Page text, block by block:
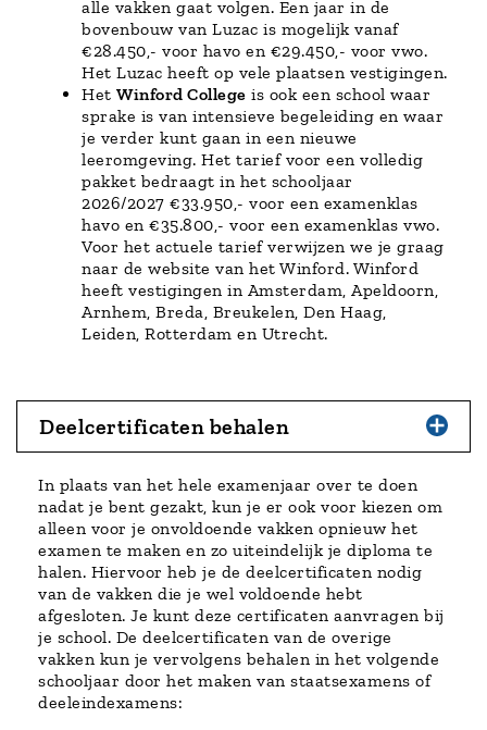
alle vakken gaat volgen. Een jaar in de
bovenbouw van Luzac is mogelijk vanaf
€28.450,- voor havo en €29.450,- voor vwo.
Het Luzac heeft op vele plaatsen vestigingen.
Het Winford College is ook een school waar
sprake is van intensieve begeleiding en waar
je verder kunt gaan in een nieuwe
leeromgeving. Het tarief voor een volledig
pakket bedraagt in het schooljaar
2026/2027 €33.950,- voor een examenklas
havo en €35.800,- voor een examenklas vwo.
Voor het actuele tarief verwijzen we je graag
naar de website van het Winford. Winford
heeft vestigingen in Amsterdam, Apeldoorn,
Arnhem, Breda, Breukelen, Den Haag,
Leiden, Rotterdam en Utrecht.
Deelcertificaten behalen
In plaats van het hele examenjaar over te doen
nadat je bent gezakt, kun je er ook voor kiezen om
alleen voor je onvoldoende vakken opnieuw het
examen te maken en zo uiteindelijk je diploma te
halen. Hiervoor heb je de deelcertificaten nodig
van de vakken die je wel voldoende hebt
afgesloten. Je kunt deze certificaten aanvragen bij
je school. De deelcertificaten van de overige
vakken kun je vervolgens behalen in het volgende
schooljaar door het maken van staatsexamens of
deeleindexamens: